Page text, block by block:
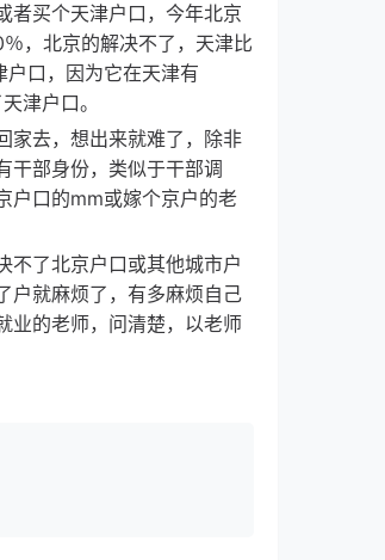
者买个天津户口，今年北京
，北京的解决不了，天津比
口，因为它在天津有
津户口。
家去，想出来就难了，除非
干部身份，类似于干部调
户口的mm或嫁个京户的老
不了北京户口或其他城市户
户就麻烦了，有多麻烦自己
业的老师，问清楚，以老师